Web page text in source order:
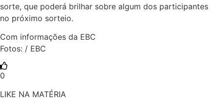
sorte, que poderá brilhar sobre algum dos participantes
no próximo sorteio.
Com informações da EBC
Fotos: / EBC
0
LIKE NA MATÉRIA